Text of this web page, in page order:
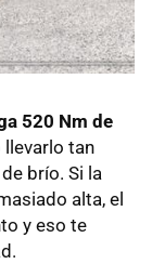
520 Nm de
llevarlo tan
brío. Si la
alta, el
y eso te